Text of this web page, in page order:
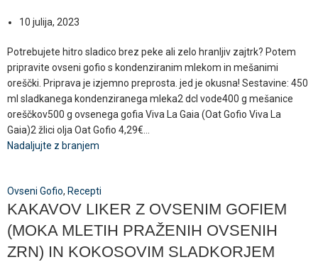
10 julija, 2023
Potrebujete hitro sladico brez peke ali zelo hranljiv zajtrk? Potem
pripravite ovseni gofio s kondenziranim mlekom in mešanimi
oreščki. Priprava je izjemno preprosta. jed je okusna! Sestavine: 450
ml sladkanega kondenziranega mleka2 dcl vode400 g mešanice
oreščkov500 g ovsenega gofia Viva La Gaia (Oat Gofio Viva La
Gaia)2 žlici olja Oat Gofio 4,29€...
Nadaljujte z branjem
Ovseni Gofio, Recepti
KAKAVOV LIKER Z OVSENIM GOFIEM
(MOKA MLETIH PRAŽENIH OVSENIH
ZRN) IN KOKOSOVIM SLADKORJEM